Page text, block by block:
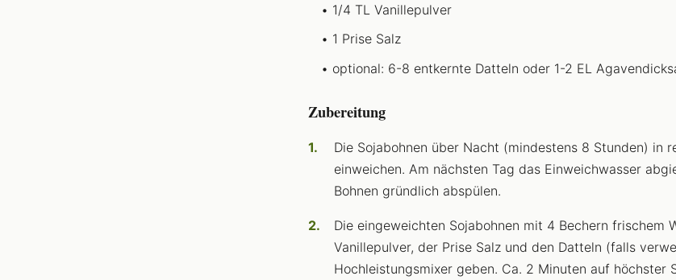
1/4 TL Vanillepulver
1 Prise Salz
optional: 6-8 entkernte Datteln oder 1-2 EL
Zubereitung
Die Sojabohnen über Nacht (mindestens 8 Stunden) in
einweichen. Am nächsten Tag das Einweichwasser
Bohnen gründlich abspülen.
Die eingeweichten Sojabohnen mit 4 Bechern frischem
Vanillepulver, der Prise Salz und den Datteln (falls
Hochleistungsmixer geben. Ca. 2 Minuten auf höchster